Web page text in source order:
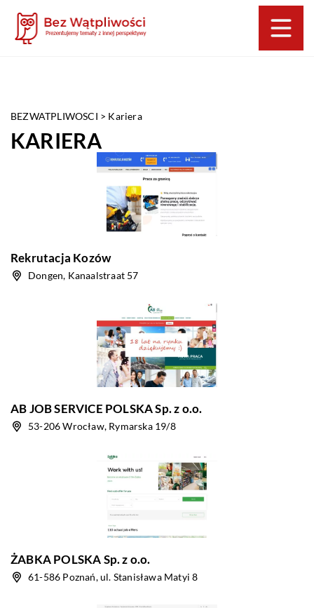
BEZWATPLIWOSCI > Kariera
KARIERA
Rekrutacja Kozów
Dongen, Kanaalstraat 57
AB JOB SERVICE POLSKA Sp. z o.o.
53-206 Wrocław, Rymarska 19/8
ŻABKA POLSKA Sp. z o.o.
61-586 Poznań, ul. Stanisława Matyi 8